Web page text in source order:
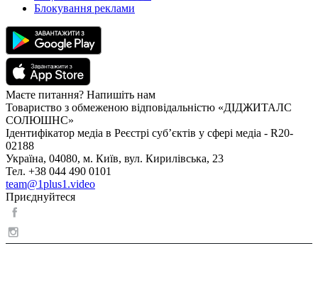
Блокування реклами
Маєте питання? Напишіть нам
Товариство з обмеженою відповідальністю «ДІДЖИТАЛС
СОЛЮШНС»
Ідентифікатор медіа в Реєстрі суб’єктів у сфері медіа - R20-
02188
Україна, 04080, м. Київ, вул. Кирилівська, 23
Тел. +38 044 490 0101
team@1plus1.video
Приєднуйтеся